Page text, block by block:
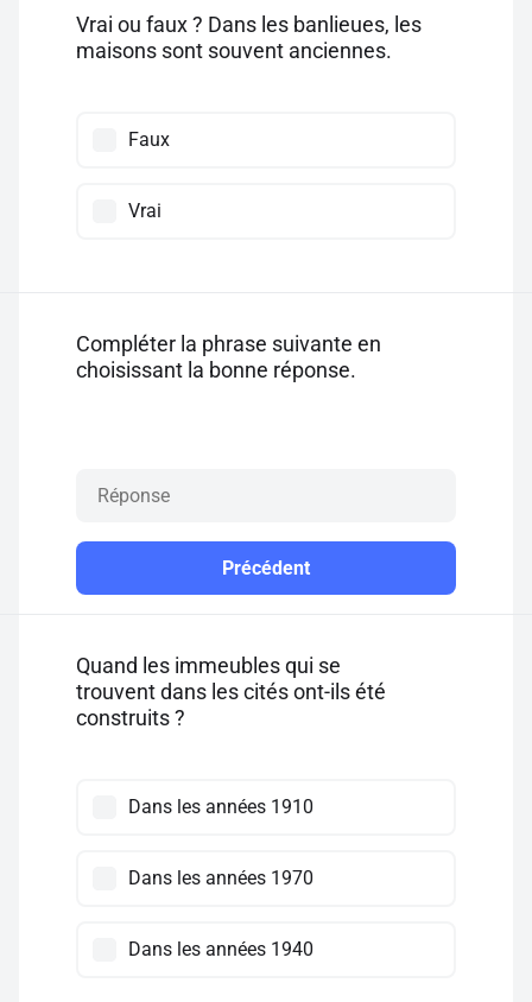
Vrai ou faux ? Dans les banlieues, les
maisons sont souvent anciennes.
Faux
Vrai
Compléter la phrase suivante en
choisissant la bonne réponse.
Précédent
Quand les immeubles qui se
trouvent dans les cités ont-ils été
construits ?
Dans les années 1910
Dans les années 1970
Dans les années 1940